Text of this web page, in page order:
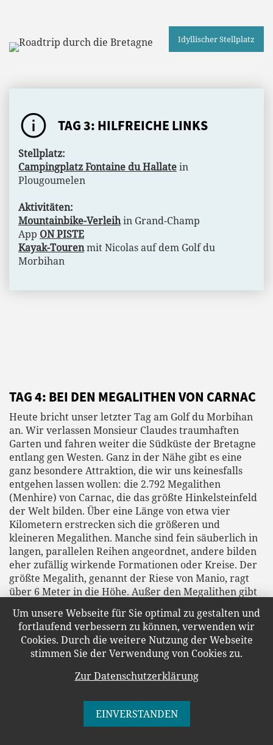
Idyllischer Stellplatz
TAG 3: HILFREICHE LINKS
Stellplatz:
Campingplatz Fontaine du Hallatein
Plougoumelen
Aktivitäten:
Mountainbike-Verleihin Grand-Champ
App ON PISTE
Kayak-Tourenmit Nicolas auf dem Golf du
Morbihan
TAG 4: BEI DEN MEGALITHEN VON CARNAC
Heute bricht unser letzter Tag am Golf du Morbihan
an. Wir verlassen Monsieur Claudes traumhaften
Garten und fahren weiter die Südküste der Bretagne
entlang gen Westen. Ganz in der Nähe gibt es eine
ganz besondere Attraktion, die wir uns keinesfalls
entgehen lassen wollen: die 2.792 Megalithen
(Menhire) von Carnac, die das größte Hinkelsteinfeld
der Welt bilden. Über eine Länge von etwa vier
Kilometern erstrecken sich die größeren und
kleineren Megalithen. Manche sind fein säuberlich in
langen, parallelen Reihen angeordnet, andere bilden
eher zufällig wirkende Formationen oder Kreise. Der
größte Megalith, genannt der Riese von Manio, ragt
über 6 Meter in die Höhe. Außer den Megalithen gibt
es auch eine steinerne Grabkammer (Dolmen) zu
bestaunen. Das ganze Areal ist übrigens kostenlos zu
besichtigen. Es gibt einen längeren Rundweg, der
allerdings größtenteils an einer recht befahrenen
Straße ohne Bürgersteig entlangführt, und
verschiedene Parkplätze, von denen aus man die
verschiedenen Steinfelder besichtigen kann. Auch
sehr interessant ist dasBesucherzentrum „Haus der
, das sich in einer Ausstellung und einem
interessanten Kurzfilm, der auch auf Deutsch vertont
Um unsere Webseite für Sie optimal zu gestalten und
fortlaufend verbessern zu können, verwenden wir
Cookies. Durch die weitere Nutzung der Webseite
stimmen Sie der Verwendung von Cookies zu.
Zur Datenschutzerklärung
EINVERSTANDEN